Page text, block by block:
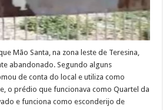
Mão Santa, na zona leste de Teresina,
abandonado. Segundo alguns
de conta do local e utiliza como
o prédio que funcionava como Quartel da
e funciona como esconderijo de